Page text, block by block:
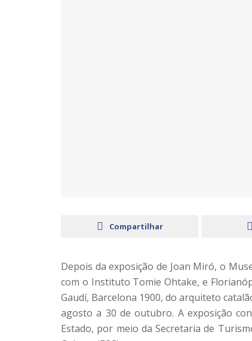
Compartilhar
Depois da exposição de Joan Miró, o
com o Instituto Tomie Ohtake, e
Gaudí, Barcelona 1900, do arquiteto
agosto a 30 de outubro. A exposição
Estado, por meio da Secretaria de